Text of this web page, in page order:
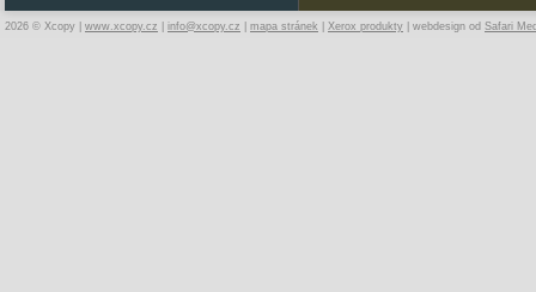
2026 © Xcopy | www.xcopy.cz info@xcopy.cz mapa stránek Xerox produkty | webdesign od Safari